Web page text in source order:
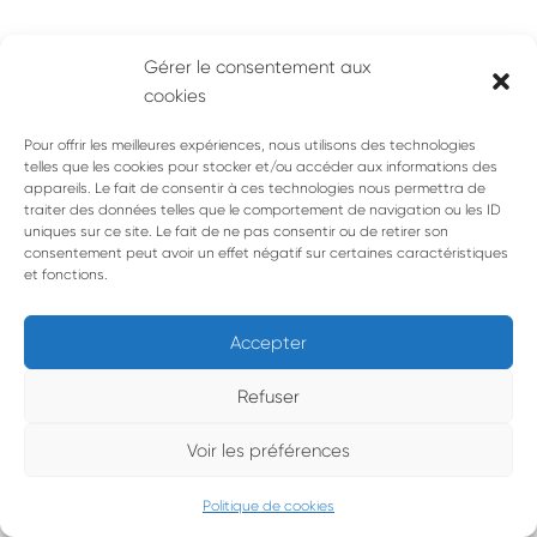
Gérer le consentement aux
cookies
Pour offrir les meilleures expériences, nous utilisons des technologies
telles que les cookies pour stocker et/ou accéder aux informations des
appareils. Le fait de consentir à ces technologies nous permettra de
traiter des données telles que le comportement de navigation ou les ID
uniques sur ce site. Le fait de ne pas consentir ou de retirer son
consentement peut avoir un effet négatif sur certaines caractéristiques
et fonctions.
Accepter
Refuser
Voir les préférences
Politique de cookies
Navigation
de
page
Page
précédente
1 2 3 4 … 14
Page
suivante
© 1993 • 2026 • Le Cercle d’Oc • Tous droits réservés |